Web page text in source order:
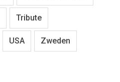
Tribute
USA Zweden